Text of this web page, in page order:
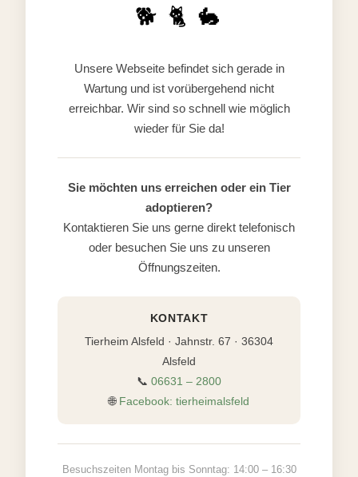
🐕 🐈 🐇
Unsere Webseite befindet sich gerade in
Wartung und ist vorübergehend nicht
erreichbar. Wir sind so schnell wie möglich
wieder für Sie da!
Sie möchten uns erreichen oder ein Tier
adoptieren?
Kontaktieren Sie uns gerne direkt telefonisch
oder besuchen Sie uns zu unseren
Öffnungszeiten.
KONTAKT
Tierheim Alsfeld · Jahnstr. 67 · 36304
Alsfeld
📞 06631 – 2800
🌐 Facebook: tierheimalsfeld
Besuchszeiten Montag bis Sonntag: 14:00 – 16:30